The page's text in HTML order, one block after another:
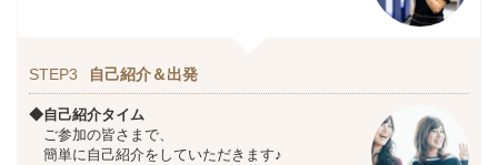
STEP3 自己紹介＆出発
◆自己紹介タイム
ご参加の皆さまで、
簡単に自己紹介をしていただきます♪